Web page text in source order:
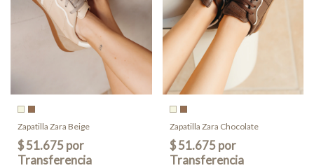
Zapatilla Zara Beige Zapatilla Zara Chocolate